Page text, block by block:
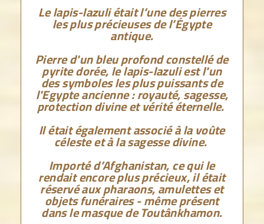
Le lapis-lazuli était l’une des pierres
les plus précieuses de l’Égypte
antique.
Pierre d'un bleu profond constellé de
pyrite dorée, le lapis-lazuli est l'un
des symboles les plus puissants de
l'Egypte ancienne : royauté, sagesse,
protection divine et vérité éternelle.
Il était également associé à la voûte
céleste et à la sagesse divine.
Importé d’Afghanistan, ce qui le
rendait encore plus précieux, il était
réservé aux pharaons, amulettes et
objets funéraires - même présent
dans le masque de Toutânkhamon.